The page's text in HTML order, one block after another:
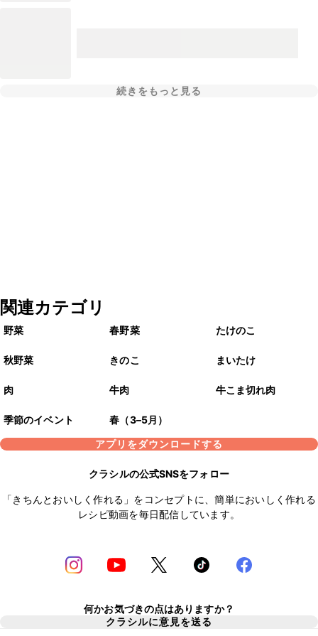
続きをもっと見る
関連カテゴリ
野菜 春野菜 たけのこ
秋野菜 きのこ まいたけ
肉 牛肉 牛こま切れ肉
季節のイベント
春（3–5月）
アプリをダウンロードする
クラシルの公式SNSをフォロー
「きちんとおいしく作れる」をコンセプトに、簡単においしく作れる
レシピ動画を毎日配信しています。
何かお気づきの点はありますか？
クラシルに意見を送る